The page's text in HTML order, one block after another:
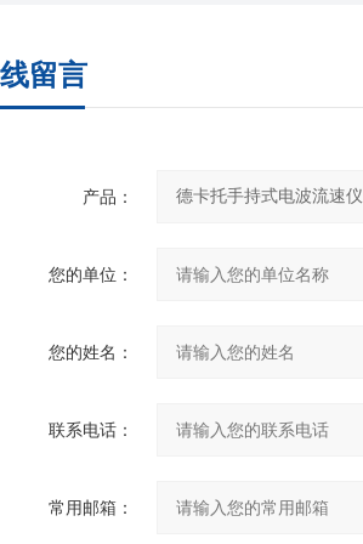
留言
产品：
您的单位：
您的姓名：
联系电话：
常用邮箱：